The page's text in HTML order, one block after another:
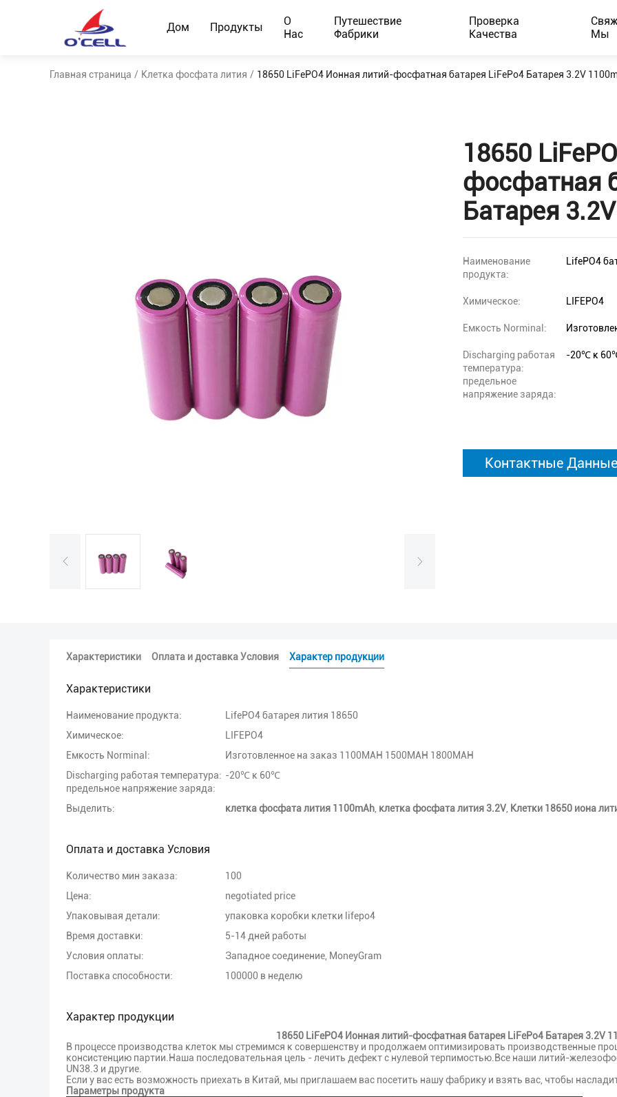
Дом Продукты
О
Нас
Путешествие
Фабрики
Проверка
Качества
Мы
Главная страница / Клетка фосфата лития / 18650 LiFePO4 Ионная литий-фосфатная батарея LiFePo4 Батарея 3.2V
18650
фосфатная
Батарея
Наименование
продукта:
LifePO4
Химическое: LIFEPO4
Емкость Norminal:
Discharging работая
температура:
предельное
напряжение заряда:
-20℃ к
Контактные Данные
Характеристики Оплата и доставка Условия Характер продукции
Характеристики
Наименование продукта:
LifePO4 батарея лития 18650
Химическое:
LIFEPO4
Емкость Norminal:
Изготовленное на заказ 1100MAH 1500MAH 1800MAH
Discharging работая температура:
предельное напряжение заряда:
-20℃ к 60℃
Выделить: клетка фосфата лития 1100mAh клетка фосфата лития 3.2V Клетки 18650 иона
Оплата и доставка Условия
Количество мин заказа:
100
Цена:
negotiated price
Упаковывая детали:
упаковка коробки клетки lifepo4
Время доставки:
5-14 дней работы
Условия оплаты:
Западное соединение, MoneyGram
Поставка способности:
100000 в неделю
Характер продукции
18650 LiFePO4 Ионная литий-фосфатная батарея LiFePo4 Батарея 3.2V
В процессе производства клеток мы стремимся к совершенству и продолжаем оптимизировать производственные
консистенцию партии.Наша последовательная цель - лечить дефект с нулевой терпимостью.Все наши литий-
UN38.3 и другие.
Если у вас есть возможность приехать в Китай, мы приглашаем вас посетить нашу фабрику и взять вас, чтобы
Параметры продукта